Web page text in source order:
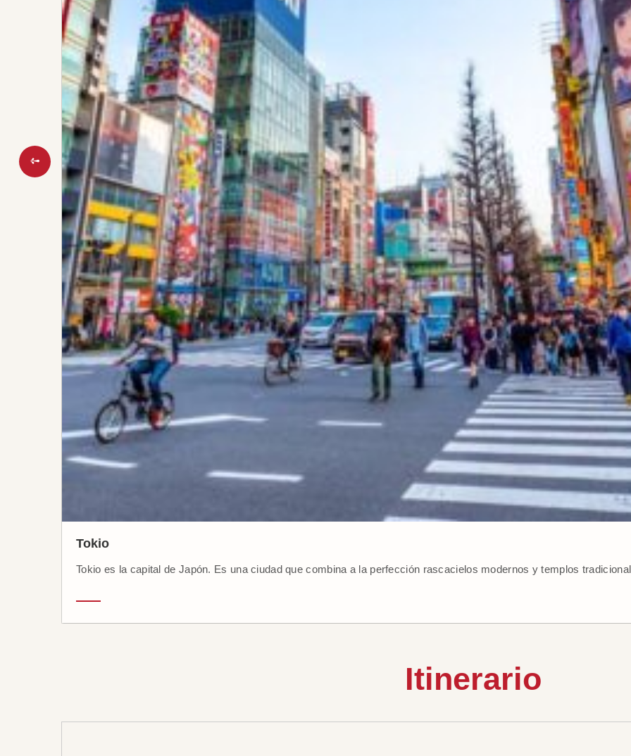
Tokio
Tokio es la capital de Japón. Es una ciudad que combina a la perfección rascacielos modernos y templos
Itinerario